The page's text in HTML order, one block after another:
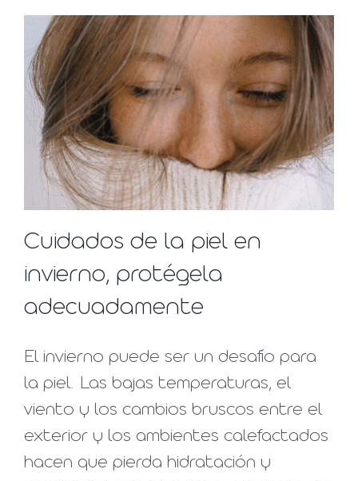
Cuidados de la piel en
invierno, protégela
adecuadamente
El invierno puede ser un desafío para
la piel. Las bajas temperaturas, el
viento y los cambios bruscos entre el
exterior y los ambientes calefactados
hacen que pierda hidratación y